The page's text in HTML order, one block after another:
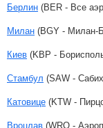
Берлин (BER - Все
Милан (BGY - Милан-
Киев (KBP -
Стамбул (SAW -
Катовице (KTW -
Вроцлав (WRO -